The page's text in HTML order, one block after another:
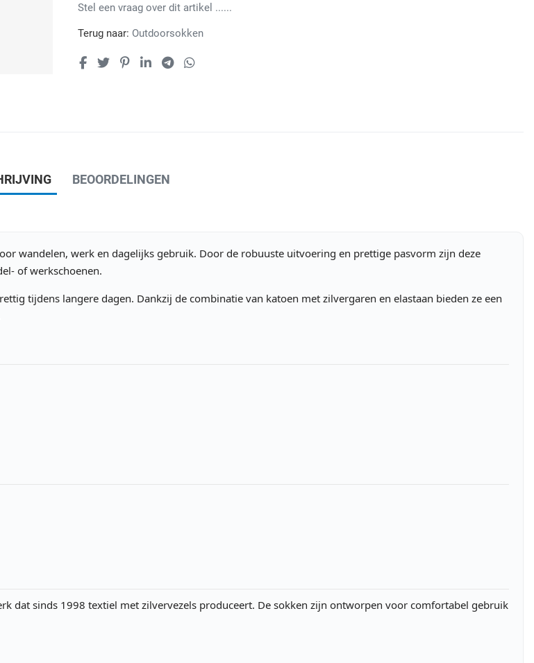
Stel een vraag over dit artikel ......
Terug naar: Outdoorsokken
BEOORDELINGEN
wandelen, werk en dagelijks gebruik. Door de robuuste uitvoering en prettige pasvorm zijn deze
of werkschoenen.
tijdens langere dagen. Dankzij de combinatie van katoen met zilvergaren en elastaan bieden ze een
dat sinds 1998 textiel met zilvervezels produceert. De sokken zijn ontworpen voor comfortabel gebruik